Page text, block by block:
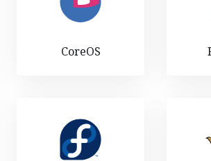
CoreOS